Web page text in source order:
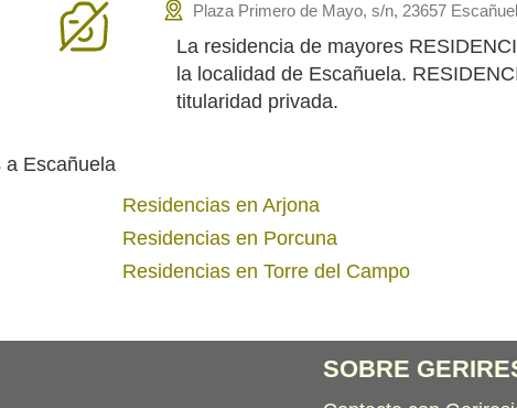
Plaza Primero de Mayo, s/n, 23657
La residencia de mayores
la localidad de Escañuela.
titularidad privada.
a Escañuela
Residencias en Arjona
Residencias en Porcuna
Residencias en Torre del Campo
SOBRE